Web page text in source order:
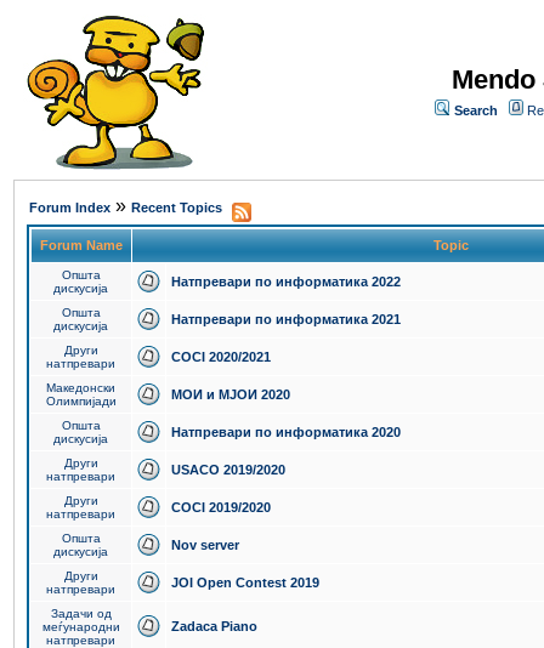
Search
Forum Index » Recent Topics
Forum Name Topic
Општа
дискусија
Натпревари по информатика 2022
Општа
дискусија
Натпревари по информатика 2021
Други
натпревари
COCI 2020/2021
Македонски
Олимпијади
МОИ и МЈОИ 2020
Општа
дискусија
Натпревари по информатика 2020
Други
натпревари
USACO 2019/2020
Други
натпревари
COCI 2019/2020
Општа
дискусија
Nov server
Други
натпревари
JOI Open Contest 2019
Задачи од
меѓународни
натпревари
Zadaca Piano